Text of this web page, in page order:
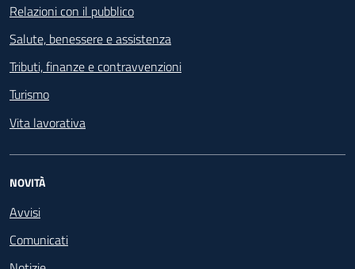
Relazioni con il pubblico
Salute, benessere e assistenza
Tributi, finanze e contravvenzioni
Turismo
Vita lavorativa
NOVITÀ
Avvisi
Comunicati